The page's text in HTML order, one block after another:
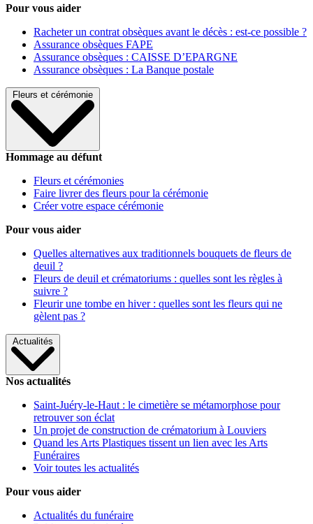
Pour vous aider
Racheter un contrat obsèques avant le décès : est-ce possible ?
Assurance obsèques FAPE
Assurance obsèques : CAISSE D’EPARGNE
Assurance obsèques : La Banque postale
Fleurs et cérémonie
Hommage au défunt
Fleurs et cérémonies
Faire livrer des fleurs pour la cérémonie
Créer votre espace cérémonie
Pour vous aider
Quelles alternatives aux traditionnels bouquets de fleurs de
deuil ?
Fleurs de deuil et crématoriums : quelles sont les règles à
suivre ?
Fleurir une tombe en hiver : quelles sont les fleurs qui ne
gèlent pas ?
Actualités
Nos actualités
Saint-Juéry-le-Haut : le cimetière se métamorphose pour
retrouver son éclat
Un projet de construction de crématorium à Louviers
Quand les Arts Plastiques tissent un lien avec les Arts
Funéraires
Voir toutes les actualités
Pour vous aider
Actualités du funéraire